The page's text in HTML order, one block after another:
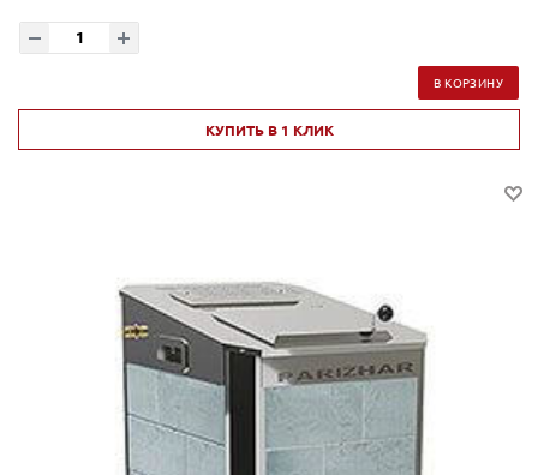
В КОРЗИНУ
КУПИТЬ В 1 КЛИК